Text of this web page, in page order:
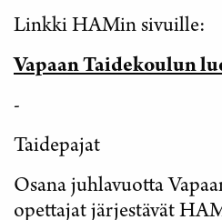
Linkki HAMin sivuille:
Vapaan Taidekoulun
-
Taidepajat
Osana juhlavuotta
opettajat järjestävät